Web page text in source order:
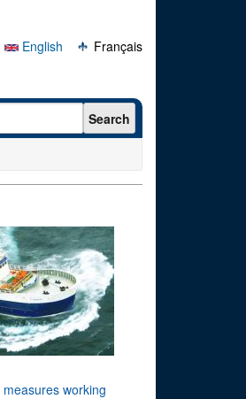
English
Français
form Search
working